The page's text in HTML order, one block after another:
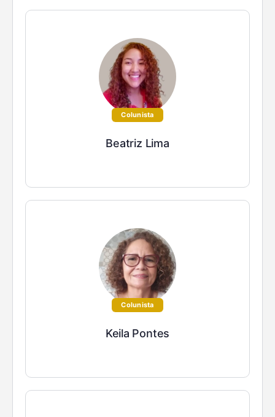
Colunista
Beatriz Lima
Colunista
Keila Pontes